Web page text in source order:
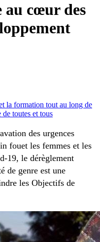
au cœur des
la formation tout au long de
toutes et tous
des urgences
fouet les femmes et les
19, le dérèglement
de genre est une
les Objectifs de